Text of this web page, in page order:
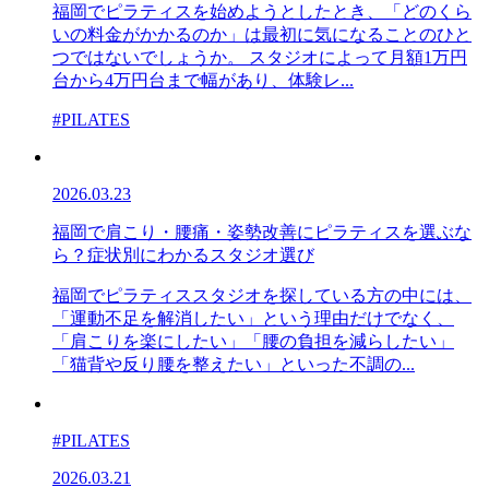
福岡でピラティスを始めようとしたとき、「どのくら
いの料金がかかるのか」は最初に気になることのひと
つではないでしょうか。 スタジオによって月額1万円
台から4万円台まで幅があり、体験レ...
#PILATES
2026.03.23
福岡で肩こり・腰痛・姿勢改善にピラティスを選ぶな
ら？症状別にわかるスタジオ選び
福岡でピラティススタジオを探している方の中には、
「運動不足を解消したい」という理由だけでなく、
「肩こりを楽にしたい」「腰の負担を減らしたい」
「猫背や反り腰を整えたい」といった不調の...
#PILATES
2026.03.21